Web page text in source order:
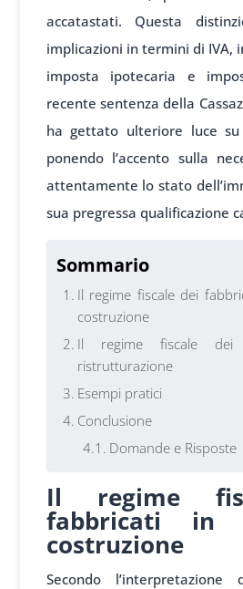
accatastati. Questa
implicazioni in termini di IVA,
imposta ipotecaria e
recente sentenza della
ha gettato ulteriore luce
ponendo l’accento sulla
attentamente lo stato
sua pregressa qualificazione
Sommario
Il regime fiscale dei
costruzione
Il regime fiscale dei
ristrutturazione
Esempi pratici
Conclusione
Domande e Risposte
Il regime
fabbricati in
costruzione
Secondo l’interpretazione